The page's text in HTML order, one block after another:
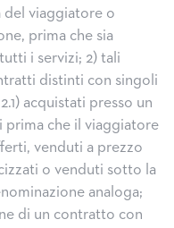
del viaggiatore o
prima che sia
i servizi; 2) tali
distinti con singoli
acquistati presso un
prima che il viaggiatore
venduti a prezzo
o venduti sotto la
analoga;
di un contratto con